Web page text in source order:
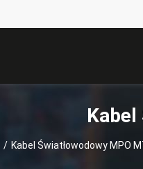
/ Kabel Światłowodowy MPO